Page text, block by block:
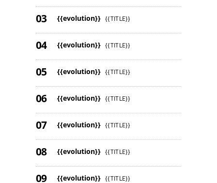
{{evolution}} {{TITLE}}
{{evolution}} {{TITLE}}
{{evolution}} {{TITLE}}
{{evolution}} {{TITLE}}
{{evolution}} {{TITLE}}
{{evolution}} {{TITLE}}
{{evolution}} {{TITLE}}